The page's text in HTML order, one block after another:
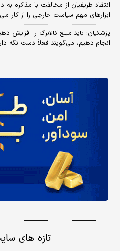
انتقاد ظریفیان از مخالفت با مذاکره
ابزارهای مهم سیاست خارجی را از کار
پزشکیان: باید مبلغ کالابرگ را
انجام دهیم، می‌گویند فعلاً دست نگه
تازه های